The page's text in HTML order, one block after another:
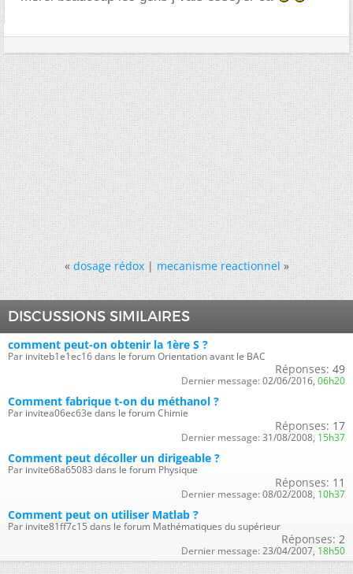
« dosage rédox|mecanisme reactionnel »
DISCUSSIONS SIMILAIRES
comment peut-on obtenir la 1ère S ?
Par inviteb1e1ec16 dans le forum Orientation avant le BAC
Réponses: 49
Dernier message: 02/06/2016, 06h20
Comment fabrique t-on du méthanol ?
Par invitea06ec63e dans le forum Chimie
Réponses: 17
Dernier message: 31/08/2008, 15h37
Comment peut décoller un dirigeable ?
Par invite68a65083 dans le forum Physique
Réponses: 11
Dernier message: 08/02/2008, 10h37
Comment peut on utiliser Matlab ?
Par invite81ff7c15 dans le forum Mathématiques du supérieur
Réponses: 2
Dernier message: 23/04/2007, 18h50